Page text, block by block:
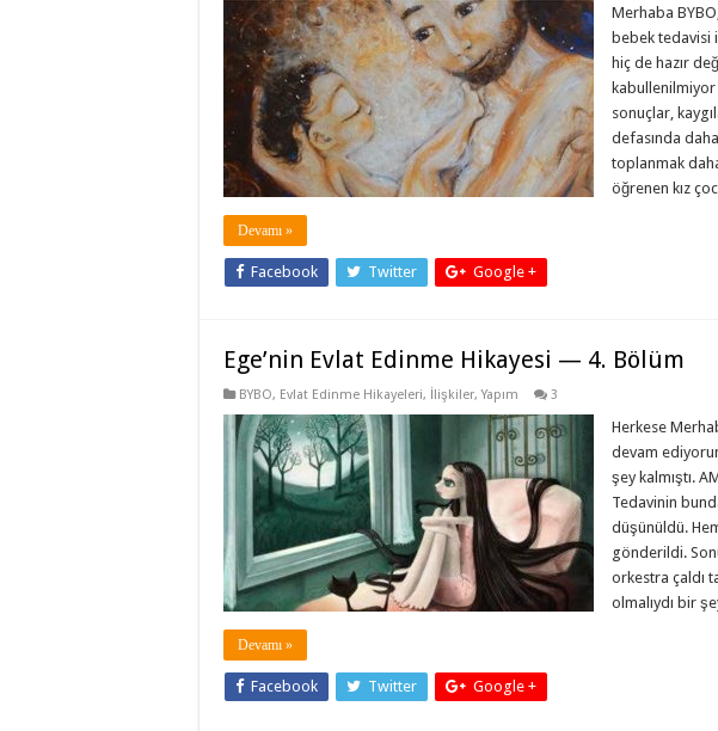
Merhaba BYBO,
bebek tedavisi
hiç de hazır
sonuçlar,
defasında
toplanmak
öğrenen kız
Devamı »
Facebook Twitter Google +
Ege’nin Evlat Edinme Hikayesi — 4. Bölüm
BYBO, Evlat Edinme Hikayeleri, İlişkiler,Yapım 3
Herkese
devam
şey kalmıştı.
Tedavinin
düşünüldü.
gönderildi.
orkestra çaldı
olmalıydı bir
Devamı »
Facebook Twitter Google +